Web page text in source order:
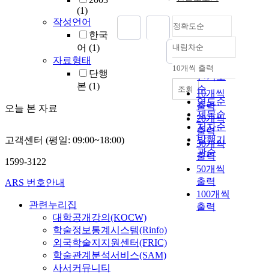
(1)
작성언어
한국
어 (1)
자료형태
단행
본 (1)
오늘 본 자료
정확도순
정확도
순
인기도
순
연도순
제목순
저자순
발행기
관순
내림차순
내림차순
10개씩 출력
10개씩
출력
20개씩
출력
30개씩
출력
50개씩
출력
100개씩
출력
조회
고객센터 (평일: 09:00~18:00)
1599-3122
ARS 번호안내
관련누리집
대학공개강의(KOCW)
학술정보통계시스템(Rinfo)
외국학술지지원센터(FRIC)
학술관계분석서비스(SAM)
사서커뮤니티